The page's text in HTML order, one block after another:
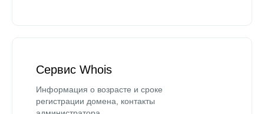
Сервис Whois
Информация о возрасте и сроке
регистрации домена, контакты